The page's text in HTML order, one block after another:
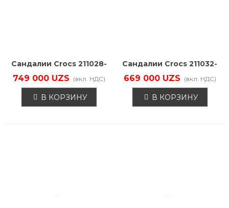
Сандалии Crocs 211028-
4WG
749 000 UZS (вкл. НДС)
В КОРЗИНУ
Сандалии Crocs 211032-
4WG
669 000 UZS (вкл. НДС)
В КОРЗИНУ